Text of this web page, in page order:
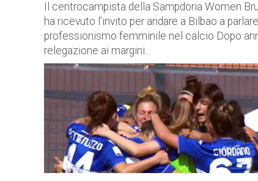
Il centrocampista della Sampdoria Women
ha ricevuto l’invito per andare a Bilbao a
professionismo femminile nel calcio Dopo
relegazione ai margini...